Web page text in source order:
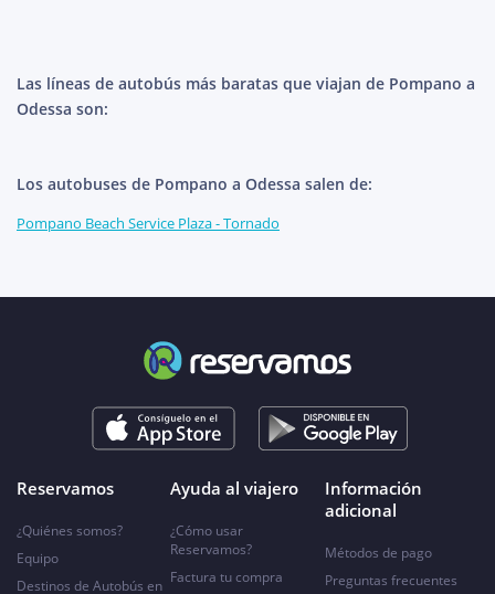
Las líneas de autobús más baratas que viajan de Pompano a
Odessa son:
Los autobuses de Pompano a Odessa salen de:
Pompano Beach Service Plaza - Tornado
Reservamos
¿Quiénes somos?
Equipo
Destinos de Autobús en
Ayuda al viajero
¿Cómo usar
Reservamos?
Factura tu compra
Información
adicional
Métodos de pago
Preguntas frecuentes